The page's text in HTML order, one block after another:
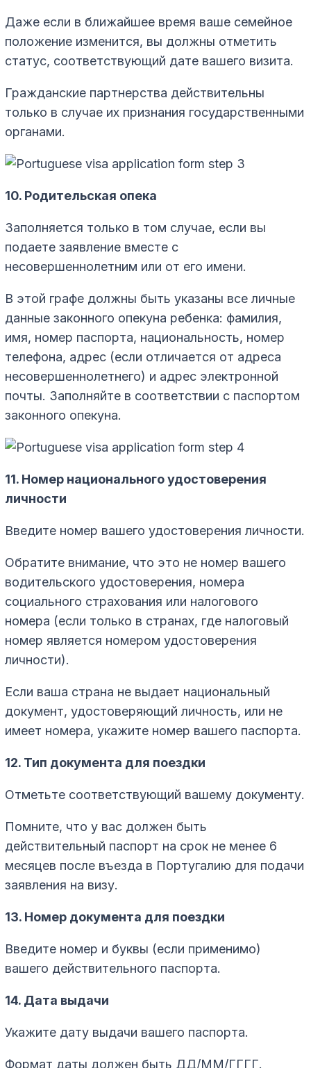
Даже если в ближайшее время ваше семейное
положение изменится, вы должны отметить
статус, соответствующий дате вашего визита.
Гражданские партнерства действительны
только в случае их признания государственными
органами.
10. Родительская опека
Заполняется только в том случае, если вы
подаете заявление вместе с
несовершеннолетним или от его имени.
В этой графе должны быть указаны все личные
данные законного опекуна ребенка: фамилия,
имя, номер паспорта, национальность, номер
телефона, адрес (если отличается от адреса
несовершеннолетнего) и адрес электронной
почты. Заполняйте в соответствии с паспортом
законного опекуна.
11. Номер национального удостоверения
личности
Введите номер вашего удостоверения личности.
Обратите внимание, что это не номер вашего
водительского удостоверения, номера
социального страхования или налогового
номера (если только в странах, где налоговый
номер является номером удостоверения
личности).
Если ваша страна не выдает национальный
документ, удостоверяющий личность, или не
имеет номера, укажите номер вашего паспорта.
12. Тип документа для поездки
Отметьте соответствующий вашему документу.
Помните, что у вас должен быть
действительный паспорт на срок не менее 6
месяцев после въезда в Португалию для подачи
заявления на визу.
13. Номер документа для поездки
Введите номер и буквы (если применимо)
вашего действительного паспорта.
14. Дата выдачи
Укажите дату выдачи вашего паспорта.
Формат даты должен быть ДД/ММ/ГГГГ.